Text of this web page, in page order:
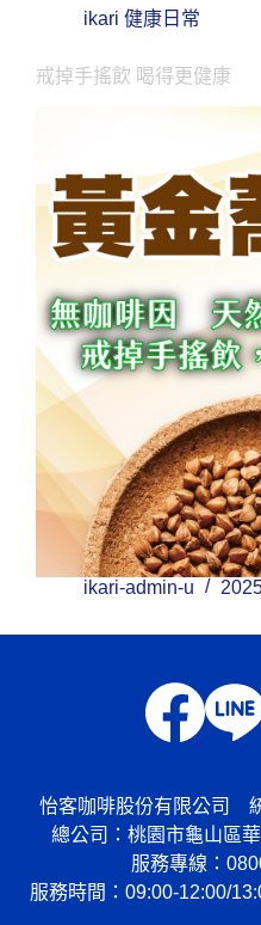
ikari 健康日常
戒掉手搖飲 喝得更健康
ikari-admin-u
怡客咖啡股份有限公司
總公司：桃園市龜山區
服務專線：
服務時間：09:00-12:00/